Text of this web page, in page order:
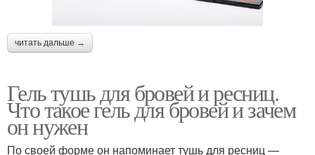
читать дальше →
Гель тушь для бровей и ресниц.
Что такое гель для бровей и зачем
он нужен
По своей форме он напоминает тушь для ресниц —